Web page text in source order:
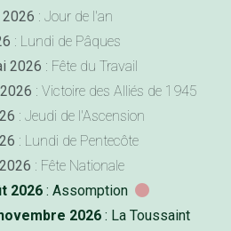
: Jour de l'an
: Lundi de Pâques
2026 : Fête du Travail
: Victoire des Alliés de 1945
: Jeudi de l'Ascension
: Lundi de Pentecôte
: Fête Nationale
2026: Assomption
2026: La Toussaint